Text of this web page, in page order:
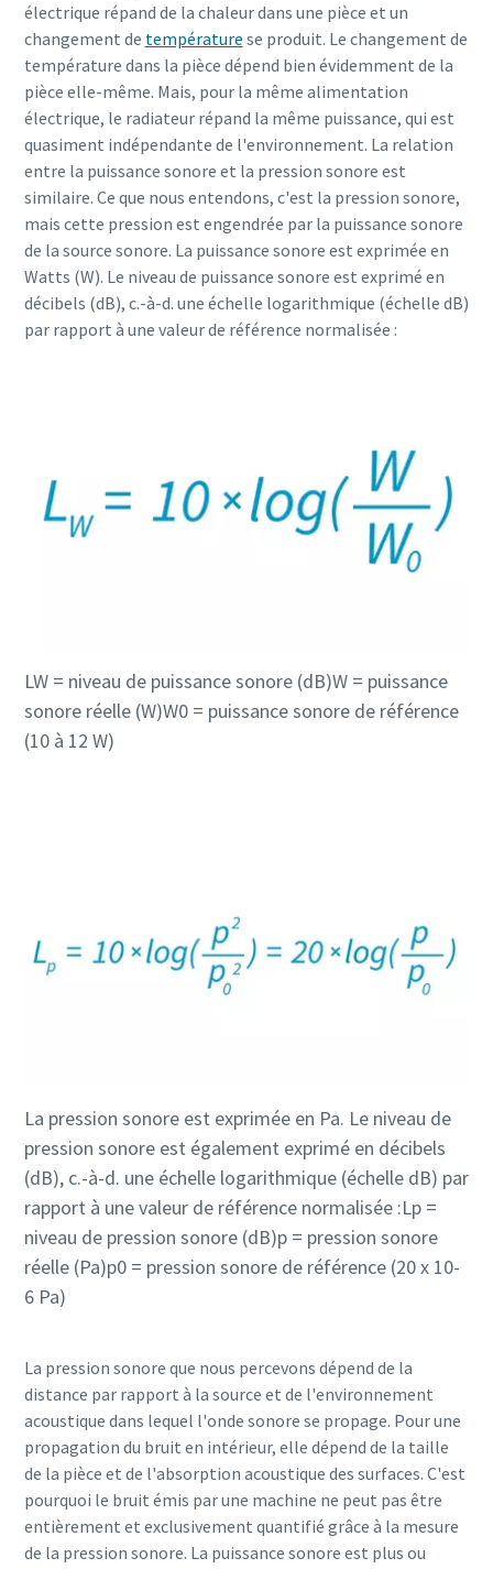
10 étapes pour une production éco-
responsable et plus efficace
Réduction des émissions de carbone pour une production
éco-responsable - Tout ce que vous devez savoir
En savoir plus
Tout ce que vous devez savoir sur votre
processus de transport pneumatique
Découvrez comment créer un processus de transport
électrique répand de la chaleur dans une pièce et un
changement de température se produit. Le changement de
température dans la pièce dépend bien évidemment de la
pièce elle-même. Mais, pour la même alimentation
électrique, le radiateur répand la même puissance, qui est
quasiment indépendante de l'environnement. La relation
entre la puissance sonore et la pression sonore est
similaire. Ce que nous entendons, c'est la pression sonore,
mais cette pression est engendrée par la puissance sonore
de la source sonore. La puissance sonore est exprimée en
Watts (W). Le niveau de puissance sonore est exprimé en
décibels (dB), c.-à-d. une échelle logarithmique (échelle dB)
par rapport à une valeur de référence normalisée :
LW = niveau de puissance sonore (dB)W = puissance
sonore réelle (W)W0 = puissance sonore de référence
(10 à 12 W)
La pression sonore est exprimée en Pa. Le niveau de
pression sonore est également exprimé en décibels
(dB), c.-à-d. une échelle logarithmique (échelle dB) par
rapport à une valeur de référence normalisée :Lp =
niveau de pression sonore (dB)p = pression sonore
réelle (Pa)p0 = pression sonore de référence (20 x 10-
6 Pa)
La pression sonore que nous percevons dépend de la
distance par rapport à la source et de l'environnement
acoustique dans lequel l'onde sonore se propage. Pour une
propagation du bruit en intérieur, elle dépend de la taille
de la pièce et de l'absorption acoustique des surfaces. C'est
pourquoi le bruit émis par une machine ne peut pas être
entièrement et exclusivement quantifié grâce à la mesure
de la pression sonore. La puissance sonore est plus ou